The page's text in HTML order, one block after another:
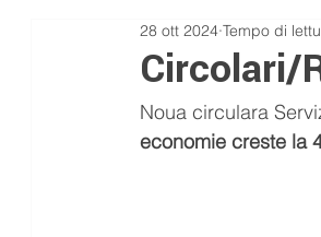
NOTIZIE EVENTI
Circolari/
28 ott 2024 Tempo di
Noua circulara
economie creste la